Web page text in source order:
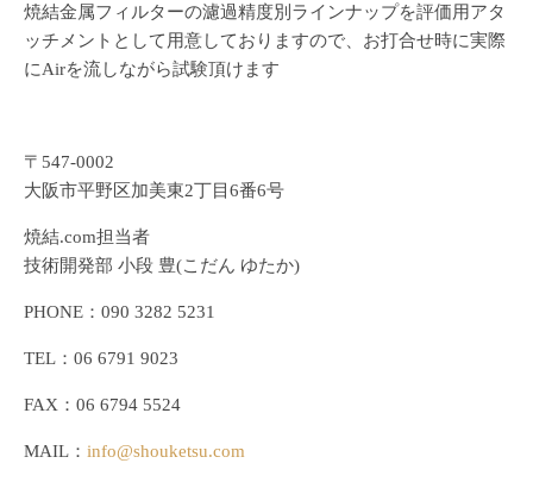
焼結金属フィルターの濾過精度別ラインナップを評価用アタ
ッチメントとして用意しておりますので、お打合せ時に実際
にAirを流しながら試験頂けます
〒547-0002
大阪市平野区加美東2丁目6番6号
焼結.com担当者
技術開発部 小段 豊(こだん ゆたか)
PHONE：090 3282 5231
TEL：06 6791 9023
FAX：06 6794 5524
MAIL： info@shouketsu.com